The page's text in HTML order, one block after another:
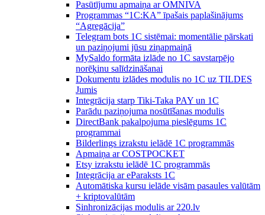
Pasūtījumu apmaiņa ar OMNIVA
Programmas “1C:KA” īpašais paplašinājums
“Agregācija”
Telegram bots 1C sistēmai: momentālie pārskati
un paziņojumi jūsu ziņapmaiņā
MySaldo formāta izlāde no 1C savstarpējo
norēķinu salīdzināšanai
Dokumentu izlādes modulis no 1C uz TILDES
Jumis
Integrācija starp Tiki-Taka PAY un 1C
Parādu paziņojuma nosūtīšanas modulis
DirectBank pakalpojuma pieslēgums 1C
programmai
Bilderlings izrakstu ielādē 1C programmās
Apmaiņa ar COSTPOCKET
Etsy izrakstu ielādē 1C programmās
Integrācija ar eParaksts 1C
Automātiska kursu ielāde visām pasaules valūtām
+ kriptovalūtām
Sinhronizācijas modulis ar 220.lv